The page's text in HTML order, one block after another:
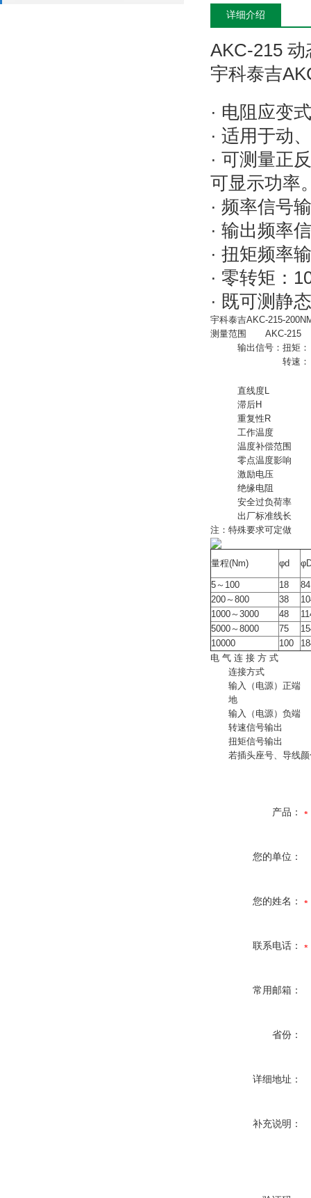
详细介绍
AKC-215
宇科泰吉
· 电阻应变
· 适用于动
· 可测量正
可显示功率
· 频率信号
· 输出频率
· 扭矩频率
· 零转矩：
· 既可测静
宇科泰吉AKC-215-
测量范围
AKC-215
输出信号：扭矩：
转速：
直线度L
滞后H
重复性R
工作温度
温度补偿范围
零点温度影响
激励电压
绝缘电阻
安全过负荷率
出厂标准线长
注：特殊要求可定做
量程(Nm) φd
5～100 18
84
200～800
38
1000～3000
48
5000～8000
75
10000
100
电 气 连 接 方 式
连接方式
输入（电源）正端
地
输入（电源）负端
转速信号输出
扭矩信号输出
若插头座号、导线颜
产品：
您的单位：
您的姓名：
联系电话：
常用邮箱：
省份：
详细地址：
补充说明：